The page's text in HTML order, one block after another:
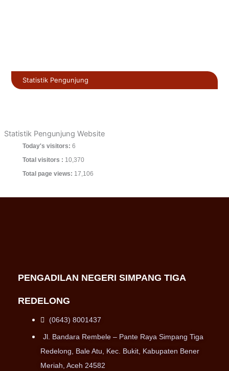
Statistik Pengunjung
Statistik Pengunjung Website
Today's visitors: 6
Total visitors : 10,370
Total page views: 17,106
PENGADILAN NEGERI SIMPANG TIGA
REDELONG
(0643) 8001437
Jl. Bandara Rembele – Pante Raya Simpang Tiga
Redelong, Bale Atu, Kec. Bukit, Kabupaten Bener
Meriah, Aceh 24582